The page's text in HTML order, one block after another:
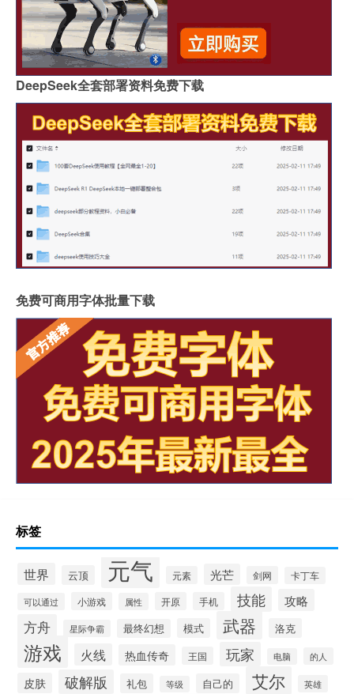
DeepSeek全套部署资料免费下载
免费可商用字体批量下载
标签
世界 云顶 元气 元素 光芒 剑网 卡丁车
可以通过 小游戏 属性 开原 手机 技能 攻略
方舟 星际争霸 最终幻想 模式 武器 洛克
游戏 火线 热血传奇 王国 玩家 电脑 的人
皮肤 破解版 礼包 等级 自己的 艾尔 英雄